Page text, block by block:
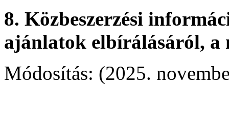
8. Közbeszerzési
ajánlatok elbírálásáról, a
Módosítás: (2025.